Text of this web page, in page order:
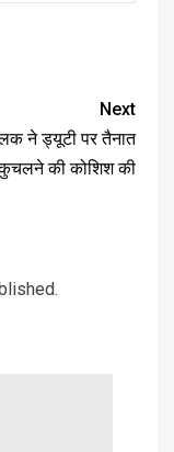
Next
ने ड्यूटी पर तैनात
की कोशिश की